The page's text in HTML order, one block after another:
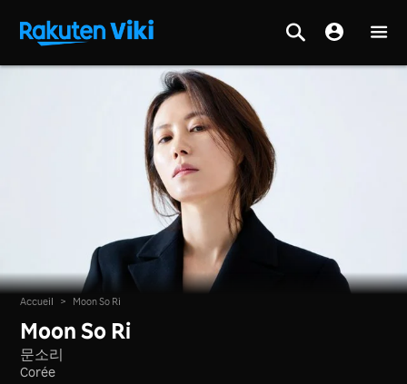
Accueil > Moon So Ri
Moon So Ri
문소리
Corée